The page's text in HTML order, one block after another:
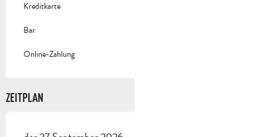
Kreditkarte
Bar
Online-Zahlung
ZEITPLAN